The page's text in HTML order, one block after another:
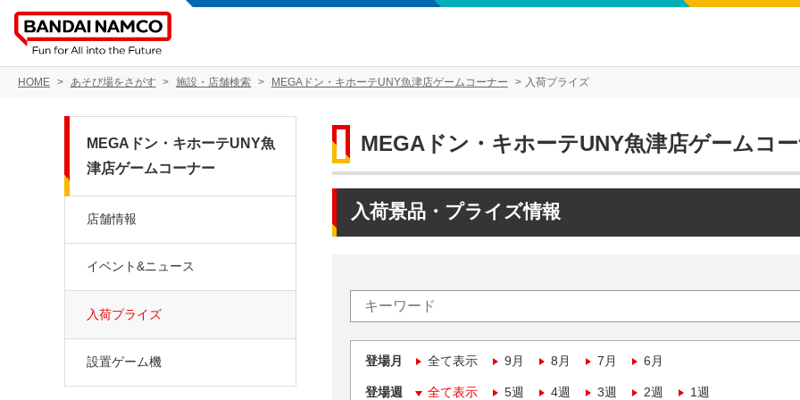
HOME あそび場をさがす 施設・店舗検索 MEGAドン・キホーテUNY魚津店ゲームコーナー 入荷プライズ
MEGAドン・キホーテUNY魚津店ゲームコ
入荷景品・プライズ情報
登場月 全て表示 9月 8月 7月 6月
登場週 全て表示 5週 4週 3週 2週 1週
MEGAドン・キホーテUNY魚
津店ゲームコーナー
店舗情報
イベント&ニュース
入荷プライズ
設置ゲーム機